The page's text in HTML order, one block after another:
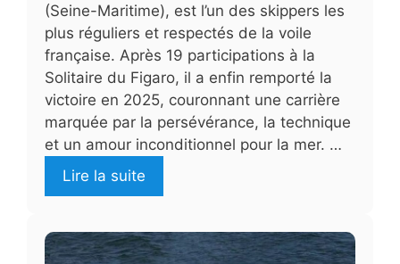
(Seine-Maritime), est l’un des skippers les
plus réguliers et respectés de la voile
française. Après 19 participations à la
Solitaire du Figaro, il a enfin remporté la
victoire en 2025, couronnant une carrière
marquée par la persévérance, la technique
et un amour inconditionnel pour la mer. …
Lire la suite